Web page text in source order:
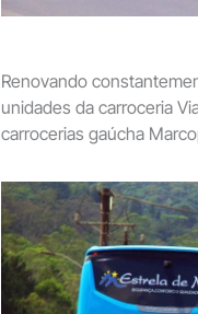
Renovando
unidades da carroceria
carrocerias gaúcha